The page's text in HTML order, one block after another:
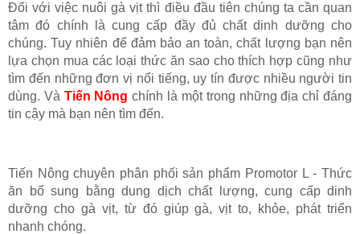
Đối với việc nuôi gà vịt thì điều đầu tiên chúng ta cần quan
tâm đó chính là cung cấp đầy đủ chất dinh dưỡng cho
chúng. Tuy nhiên để đảm bảo an toàn, chất lượng bạn nên
lựa chọn mua các loại thức ăn sao cho thích hợp cũng như
tìm đến những đơn vị nổi tiếng, uy tín được nhiều người tin
dùng. Và Tiến Nông chính là một trong những địa chỉ đáng
tin cậy mà bạn nên tìm đến.
Tiến Nông chuyên phân phối sản phẩm Promotor L - Thức
ăn bổ sung bằng dung dịch chất lượng, cung cấp dinh
dưỡng cho gà vịt, từ đó giúp gà, vịt to, khỏe, phát triển
nhanh chóng.